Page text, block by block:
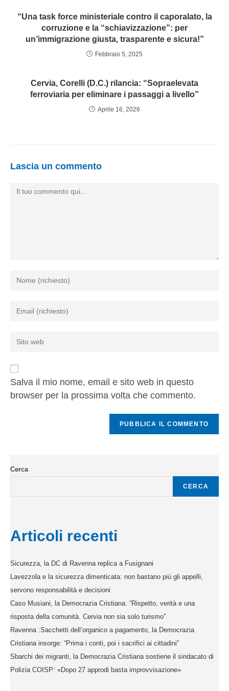
“Una task force ministeriale contro il caporalato, la
corruzione e la “schiavizzazione”: per
un’immigrazione giusta, trasparente e sicura!”
Febbraio 5, 2025
Cervia, Corelli (D.C.) rilancia: “Sopraelevata
ferroviaria per eliminare i passaggi a livello”
Aprile 16, 2026
Lascia un commento
Salva il mio nome, email e sito web in questo
browser per la prossima volta che commento.
Cerca
CERCA
Articoli recenti
Sicurezza, la DC di Ravenna replica a Fusignani
Lavezzola e la sicurezza dimenticata: non bastano più gli appelli,
servono responsabilità e decisioni
Caso Musiani, la Democrazia Cristiana: “Rispetto, verità e una
risposta della comunità. Cervia non sia solo turismo”
Ravenna :Sacchetti dell’organico a pagamento, la Democrazia
Cristiana insorge: “Prima i conti, poi i sacrifici ai cittadini”
Sbarchi dei migranti, la Democrazia Cristiana sostiene il sindacato di
Polizia COISP: «Dopo 27 approdi basta improvvisazione»